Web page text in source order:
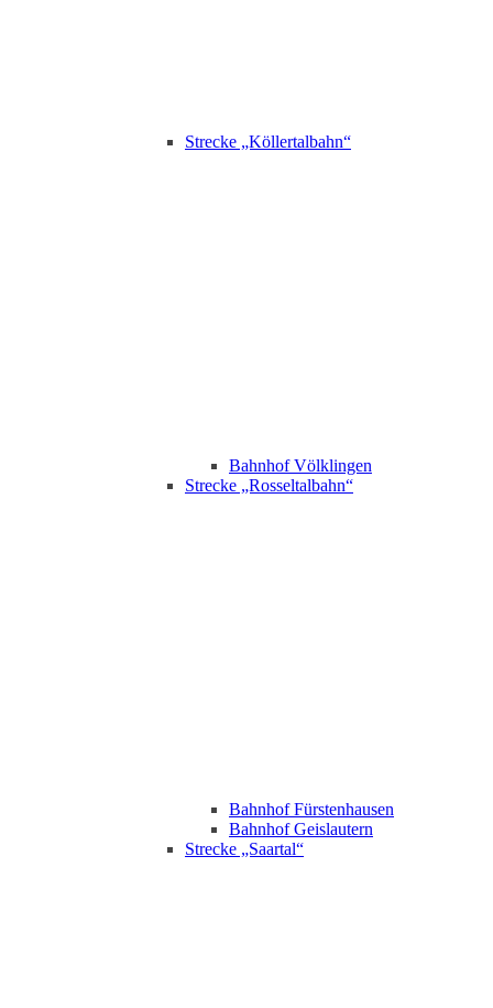
Strecke „Köllertalbahn“
Bahnhof Völklingen
Strecke „Rosseltalbahn“
Bahnhof Fürstenhausen
Bahnhof Geislautern
Strecke „Saartal“